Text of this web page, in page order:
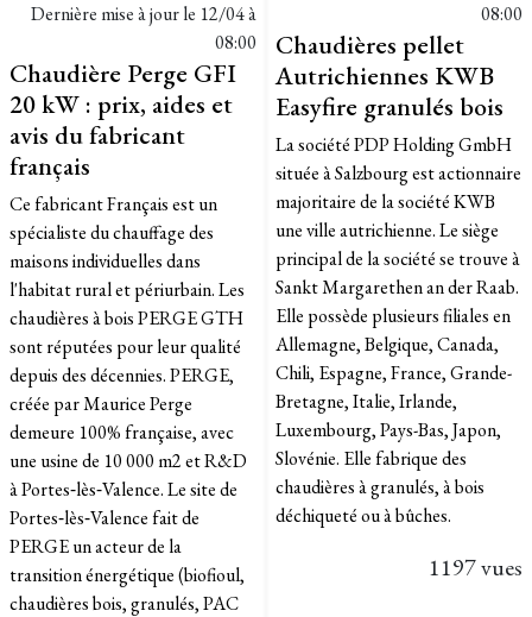
Dernière mise à jour le 12/04 à
08:00
Chaudière Perge GFI
20 kW : prix, aides et
avis du fabricant
français
Ce fabricant Français est un
spécialiste du chauffage des
maisons individuelles dans
l'habitat rural et périurbain. Les
chaudières à bois PERGE GTH
sont réputées pour leur qualité
depuis des décennies. PERGE,
créée par Maurice Perge
demeure 100% française, avec
une usine de 10 000 m2 et R&D
à Portes‑lès‑Valence. Le site de
Portes‑lès‑Valence fait de
PERGE un acteur de la
transition énergétique (biofioul,
chaudières bois, granulés, PAC
08:00
Chaudières pellet
Autrichiennes KWB
Easyfire granulés bois
La société PDP Holding GmbH
située à Salzbourg est actionnaire
majoritaire de la société KWB
une ville autrichienne. Le siège
principal de la société se trouve à
Sankt Margarethen an der Raab.
Elle possède plusieurs filiales en
Allemagne, Belgique, Canada,
Chili, Espagne, France, Grande-
Bretagne, Italie, Irlande,
Luxembourg, Pays-Bas, Japon,
Slovénie. Elle fabrique des
chaudières à granulés, à bois
déchiqueté ou à bûches. ​
1197 vues